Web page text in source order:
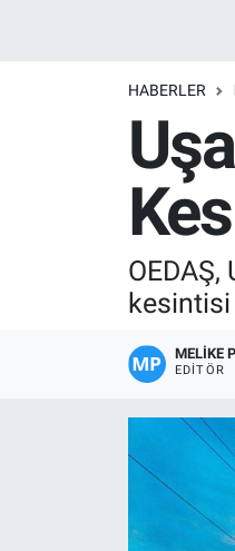
HABERLER
kesintisi
MELIKE
EDITÖR
Resmi İlanlar
Son Dakika